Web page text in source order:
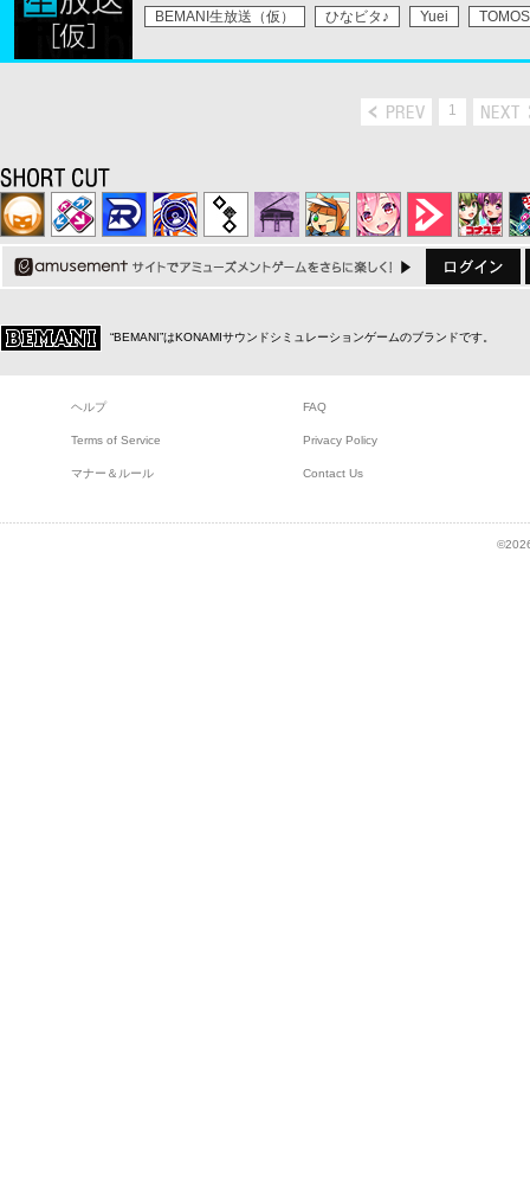
BEMANI生放送（仮）
ひなビタ♪ Yuei
1
“BEMANI”はKONAMIサウンドシミュレーションゲームのブランドです。
ヘルプ FAQ
Terms of Service Privacy Policy
マナー＆ルール Contact Us